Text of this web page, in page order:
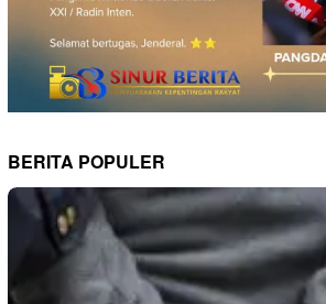
BERITA POPULER